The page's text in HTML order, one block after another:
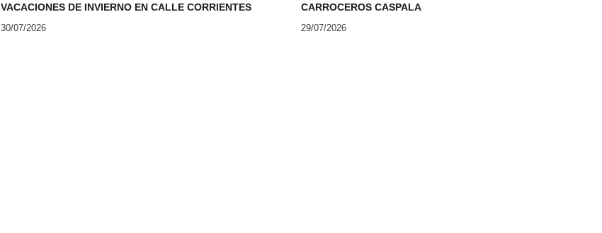
VACACIONES DE INVIERNO EN CALLE CORRIENTES
30/07/2026
CARROCEROS CASPALA
29/07/2026